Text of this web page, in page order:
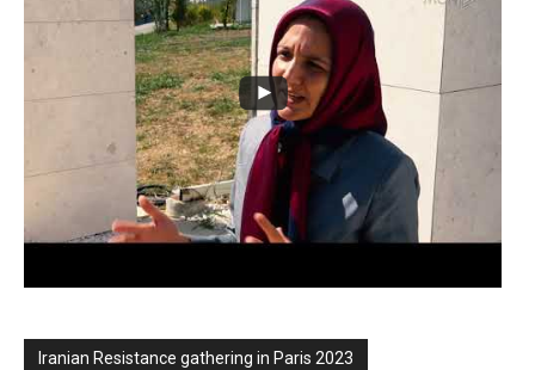
Iranian Resistance gathering in Paris 2023